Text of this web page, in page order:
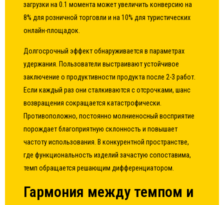
загрузки на 0.1 момента может увеличить конверсию на
8% для розничной торговли и на 10% для туристических
онлайн-площадок.
Долгосрочный эффект обнаруживается в параметрах
удержания. Пользователи выстраивают устойчивое
заключение о продуктивности продукта после 2-3 работ.
Если каждый раз они сталкиваются с отсрочками, шанс
возвращения сокращается катастрофически.
Противоположно, постоянно молниеносный восприятие
порождает благоприятную склонность и повышает
частоту использования. В конкурентной пространстве,
где функциональность изделий зачастую сопоставима,
темп обращается решающим дифференциатором.
Гармония между темпом и